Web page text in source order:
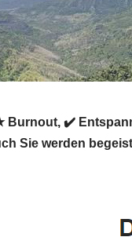
✔️
Sie werden